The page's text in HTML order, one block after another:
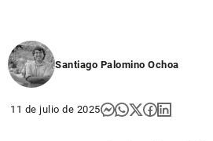
Santiago Palomino Ochoa
11 de julio de 2025